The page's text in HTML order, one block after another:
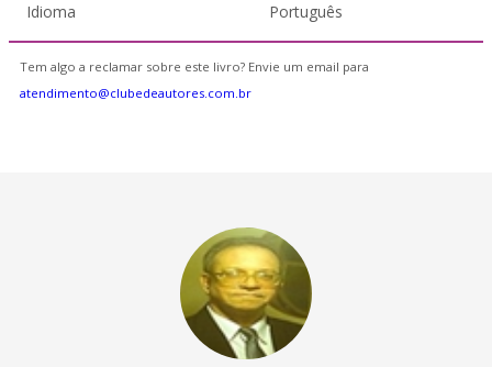
Idioma Português
Tem algo a reclamar sobre este livro? Envie um email para
atendimento@clubedeautores.com.br